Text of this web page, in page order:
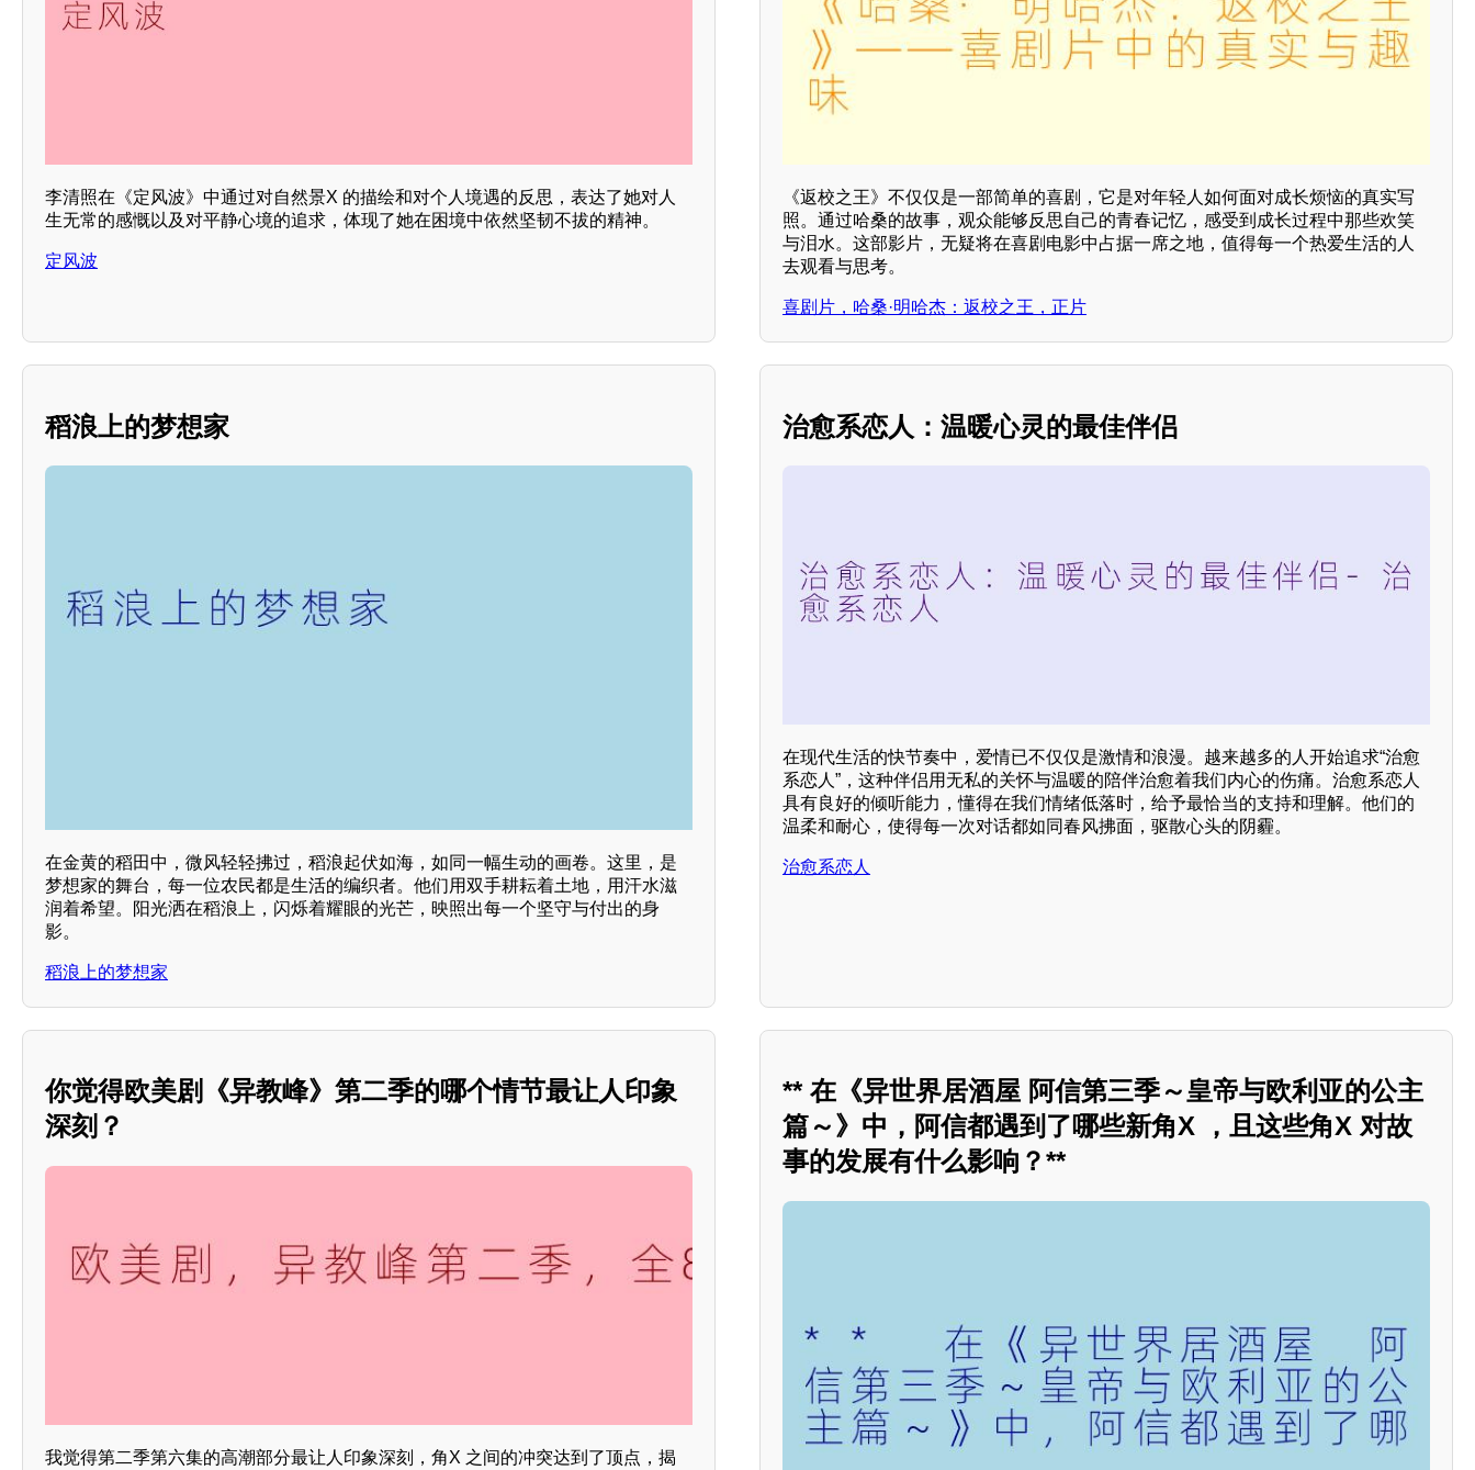
李清照在《定风波》中通过对自然景X 的描绘和对个人境遇的反思，表达了她对人
生无常的感慨以及对平静心境的追求，体现了她在困境中依然坚韧不拔的精神。
定风波
《返校之王》不仅仅是一部简单的喜剧，它是对年轻人如何面对成长烦恼的真实写
照。通过哈桑的故事，观众能够反思自己的青春记忆，感受到成长过程中那些欢笑
与泪水。这部影片，无疑将在喜剧电影中占据一席之地，值得每一个热爱生活的人
去观看与思考。
喜剧片，哈桑·明哈杰：返校之王，正片
稻浪上的梦想家
在金黄的稻田中，微风轻轻拂过，稻浪起伏如海，如同一幅生动的画卷。这里，是
梦想家的舞台，每一位农民都是生活的编织者。他们用双手耕耘着土地，用汗水滋
润着希望。阳光洒在稻浪上，闪烁着耀眼的光芒，映照出每一个坚守与付出的身
影。
稻浪上的梦想家
治愈系恋人：温暖心灵的最佳伴侣
在现代生活的快节奏中，爱情已不仅仅是激情和浪漫。越来越多的人开始追求“治愈
系恋人”，这种伴侣用无私的关怀与温暖的陪伴治愈着我们内心的伤痛。治愈系恋人
具有良好的倾听能力，懂得在我们情绪低落时，给予最恰当的支持和理解。他们的
温柔和耐心，使得每一次对话都如同春风拂面，驱散心头的阴霾。
治愈系恋人
你觉得欧美剧《异教峰》第二季的哪个情节最让人印象
深刻？
我觉得第二季第六集的高潮部分最让人印象深刻，角X 之间的冲突达到了顶点，揭
** 在《异世界居酒屋 阿信第三季～皇帝与欧利亚的公主
篇～》中，阿信都遇到了哪些新角X ，且这些角X 对故
事的发展有什么影响？**